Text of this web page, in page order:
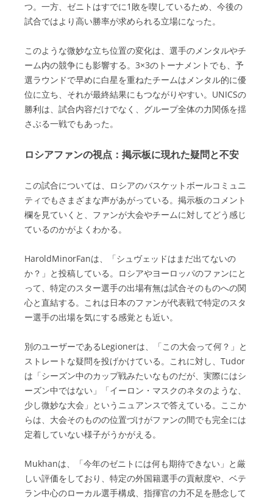
つ。一方、ゼニトはすでに1敗を喫しているため、今後の
試合ではより高い勝率が求められる立場になった。
このような微妙な立ち位置の変化は、選手のメンタルやチ
ーム内の競争にも影響する。3×3のトーナメントでも、予
選ラウンドで早めに白星を重ねたチームはメンタル的に優
位に立ち、それが最終結果にもつながりやすい。UNICSの
勝利は、試合内容だけでなく、グループ全体の力関係を揺
さぶる一戦でもあった。
ロシアファンの視点：掲示板に現れた疑問と不安
この試合については、ロシアのバスケットボールコミュニ
ティでもさまざまな声があがっている。掲示板のコメント
欄を見ていくと、ファンが大会やチームに対してどう感じ
ているのかがよくわかる。
HaroldMinorFanは、「シュヴェッドはまだ出てないの
か？」と投稿している。ロシアやヨーロッパのファンにと
って、特定のスター選手の出場有無は試合そのものへの関
心と直結する。これは日本のファンが代表戦で特定のスタ
ー選手の出場を気にする感覚とも近い。
別のユーザーであるLegionerは、「この大会って何？」と
ストレートな疑問を投げかけている。これに対し、Tudor
は「シーズン中のカップ戦みたいなものだが、実際にはシ
ーズン中ではない」「イーロン・マスクのネタのような、
少し微妙な大会」というニュアンスで答えている。ここか
らは、大会そのものの位置づけがファンの間でも完全には
定着していない様子がうかがえる。
Mukhanは、「今年のゼニトには何も期待できない」と厳
しい評価をしており、特定の外国籍選手の貢献度や、ベテ
ラン中心のローカル選手構成、指揮官の力不足を懸念して